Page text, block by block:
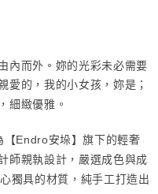
內而外。妳的光彩未必需要
愛的，我的小女孩，妳是；
細緻優雅。
Endro安垛】旗下的輕奢
師親執設計，嚴選成色與成
獨具的材質，純手工打造出